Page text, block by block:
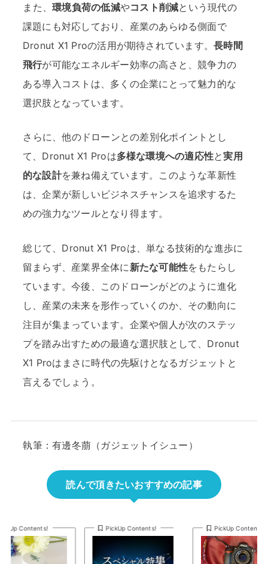
また、環境負荷の低減やコスト削減という現代の
課題にも対応しており、産業のあらゆる側面で
Dronut X1 Proの活用が期待されています。長時間
飛行が可能なエネルギー効率の高さと、競争力の
ある導入コストは、多くの企業にとって魅力的な
選択肢となっています。
さらに、他のドローンとの差別化ポイントとし
て、Dronut X1 Proは多様な環境への適応性と実用
的な設計を兼ね備えています。このような革新性
は、企業が新しいビジネスチャンスを追求するた
めの強力なツールとなり得ます。
総じて、Dronut X1 Proは、単なる技術的な進歩に
留まらず、産業界全体に 新たな可能性をもたらし
ています。今後、このドローンがどのように進化
し、産業の未来を形作っていくのか、その動向に
注目が集まっています。企業や個人が次のステッ
プを踏み出すための最適な選択肢として、Dronut
X1 Proはまさに時代の先駆けとなるガジェットと
言えるでしょう。
執筆：有邊冬萠（ガジェットイシュー）
読んで頂きたいおすすめの記事
PickUp Contents! PickUp Contents! PickUp